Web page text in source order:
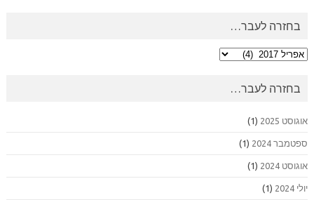
בחזרה לעבר…
בחזרה
בחזרה לעבר…
אוגוסט 2025 (1)
ספטמבר 2024 (1)
אוגוסט 2024 (1)
יולי 2024 (1)